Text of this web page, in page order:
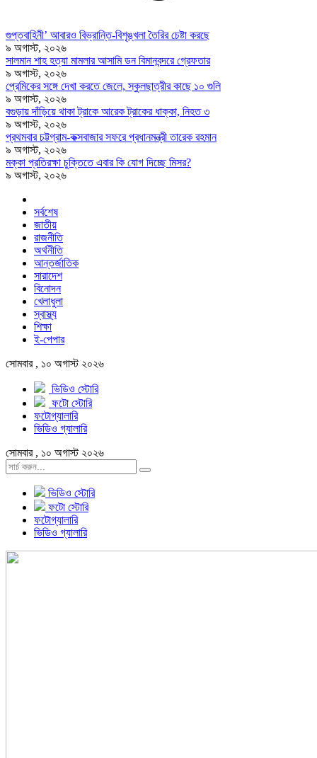
গুপ্তবাহিনী’ আবারও বিভ্রান্তি-বিশৃঙ্খলা তৈরির চেষ্টা করছে
৯ অগাস্ট, ২০২৬
সালমান শাহ হত্যা মামলার আসামি ডন বিমানবন্দরে গ্রেফতার
৯ অগাস্ট, ২০২৬
প্রেমিকের সঙ্গে দেখা করতে জেলে, স্কুলছাত্রীর কাছে ১০ গুলি
৯ অগাস্ট, ২০২৬
বগুড়ায় দাঁড়িয়ে থাকা ট্রাকে আরেক ট্রাকের ধাক্কা, নিহত ৩
৯ অগাস্ট, ২০২৬
প্রথমবার চট্টগ্রাম-কক্সবাজার সফরে প্রধানমন্ত্রী তারেক রহমান
৯ অগাস্ট, ২০২৬
মক্কা প্রতিরক্ষা চুক্তিতে এবার কি যোগ দিচ্ছে মিসর?
৯ অগাস্ট, ২০২৬
সর্বশেষ
জাতীয়
রাজনীতি
অর্থনীতি
আন্তর্জাতিক
সারাদেশ
বিনোদন
খেলাধুলা
স্বাস্থ্য
শিক্ষা
ই-পেপার
সোমবার , ১০ অগাস্ট ২০২৬
ভিডিও স্টোরি
ফটো স্টোরি
ফটোগ্যালারি
ভিডিও গ্যালারি
সোমবার , ১০ অগাস্ট ২০২৬
ভিডিও স্টোরি
ফটো স্টোরি
ফটোগ্যালারি
ভিডিও গ্যালারি